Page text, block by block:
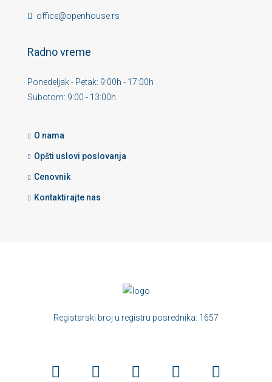
office@openhouse.rs
Radno vreme
Ponedeljak - Petak: 9:00h - 17:00h
Subotom: 9:00 - 13:00h
O nama
Opšti uslovi poslovanja
Cenovnik
Kontaktirajte nas
Registarski broj u registru posrednika: 1657